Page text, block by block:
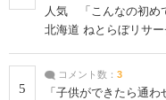
人気 「こんなの初め
北海道 ねとらぼリサー
5
コメント数： 3
「子供ができたら通